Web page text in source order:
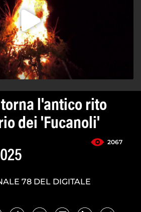
torna l'antico rito
dei 'Fucanoli'
2067
78 DEL DIGITALE